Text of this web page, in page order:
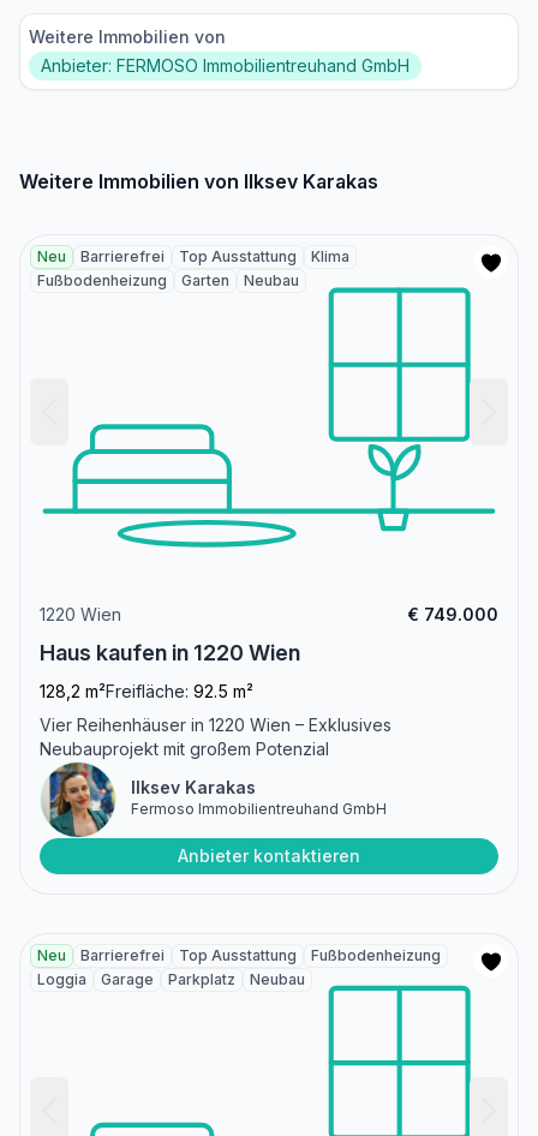
Weitere Immobilien von
Anbieter: FERMOSO Immobilientreuhand GmbH
Weitere Immobilien von Ilksev Karakas
Neu Barrierefrei Top Ausstattung
Klima
Fußbodenheizung
Garten Neubau
1220 Wien € 749.000
Haus kaufen in 1220 Wien
128,2 m²Freifläche: 92.5 m²
Vier Reihenhäuser in 1220 Wien – Exklusives
Neubauprojekt mit großem Potenzial
Ilksev Karakas
Fermoso Immobilientreuhand GmbH
Anbieter kontaktieren
Neu Barrierefrei Top Ausstattung
Fußbodenheizung
Loggia
Garage Parkplatz Neubau